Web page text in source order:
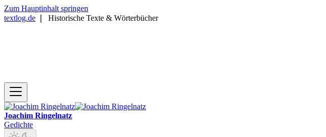
Zum Hauptinhalt springen
textlog.de
Historische Texte & Wörterbücher
Joachim Ringelnatz
Gedichte